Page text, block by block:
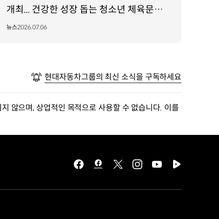
개최... 건강한 성장 돕는 청소년 체육문화
조성!
뉴스2026.07.06
현대자동차그룹의 최신 소식을 구독하세요
않으며, 상업적인 목적으로 사용할 수 없습니다. 이를
facebook
hmg
facebook
twitterinstagramyoutubenaver